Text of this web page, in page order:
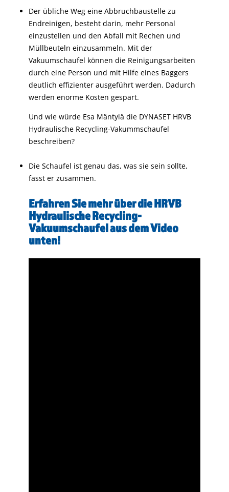
Der übliche Weg eine Abbruchbaustelle zu
Endreinigen, besteht darin, mehr Personal
einzustellen und den Abfall mit Rechen und
Müllbeuteln einzusammeln. Mit der
Vakuumschaufel können die Reinigungsarbeiten
durch eine Person und mit Hilfe eines Baggers
deutlich effizienter ausgeführt werden. Dadurch
werden enorme Kosten gespart.
Und wie würde Esa Mäntylä die DYNASET HRVB
Hydraulische Recycling-Vakummschaufel
beschreiben?
Die Schaufel ist genau das, was sie sein sollte,
fasst er zusammen.
Erfahren Sie mehr über die HRVB
Hydraulische Recycling-
Vakuumschaufel aus dem Video
unten!